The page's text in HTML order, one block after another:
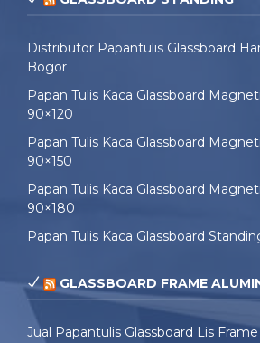
Distributor Papantulis Glassboard
Bogor
Papan Tulis Kaca Glassboard
90×120
Papan Tulis Kaca Glassboard
90×150
Papan Tulis Kaca Glassboard
90×180
Papan Tulis Kaca Glassboard
GLASSBOARD FRAME
Jual Papantulis Glassboard Lis